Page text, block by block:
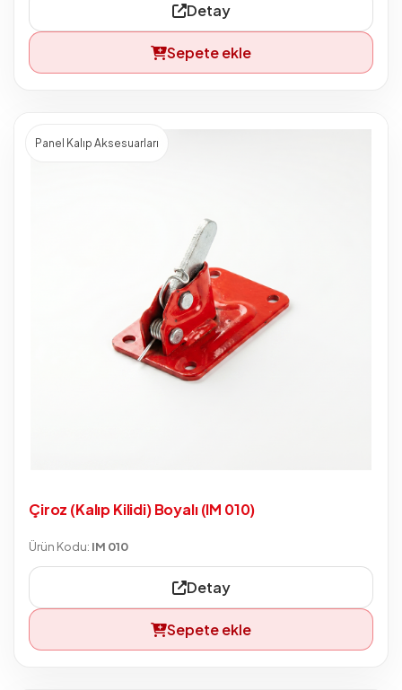
Detay
Sepete ekle
Panel Kalıp Aksesuarları
Çiroz (Kalıp Kilidi) Boyalı (IM 010)
Ürün Kodu: IM 010
Detay
Sepete ekle